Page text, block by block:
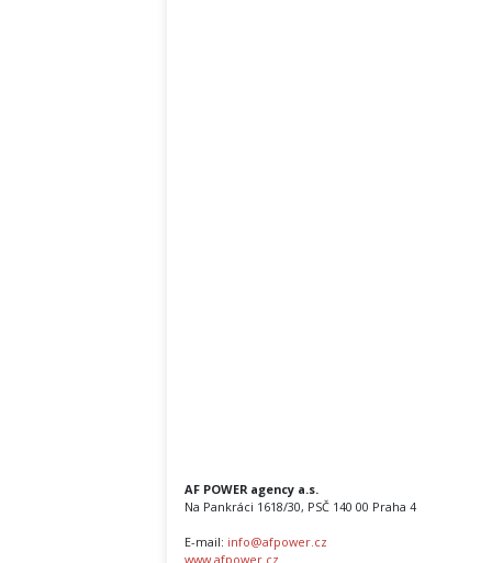
AF POWER agency a.s.
Na Pankráci 1618/30, PSČ 140 00 Praha 4
E-mail: info@afpower.cz
www.afpower.cz